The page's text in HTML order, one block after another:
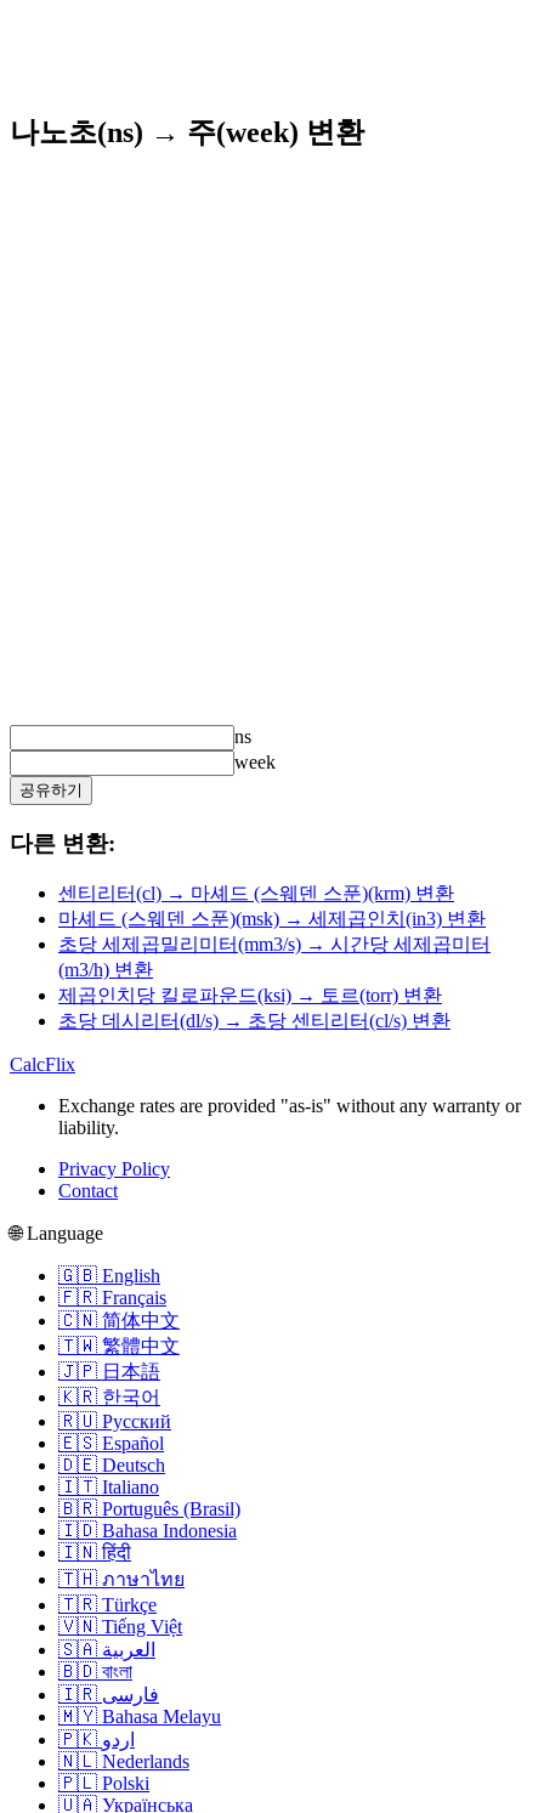
나노초(ns) → 주(week) 변환
ns
week
공유하기
다른 변환:
센티리터(cl) → 마셰드 (스웨덴 스푼)(krm) 변환
마셰드 (스웨덴 스푼)(msk) → 세제곱인치(in3) 변환
초당 세제곱밀리미터(mm3/s) → 시간당 세제곱미터
(m3/h) 변환
제곱인치당 킬로파운드(ksi) → 토르(torr) 변환
초당 데시리터(dl/s) → 초당 센티리터(cl/s) 변환
CalcFlix
Exchange rates are provided "as-is" without any warranty or
liability.
Privacy Policy
Contact
🌐 Language
🇬🇧 English
🇫🇷 Français
🇨🇳 简体中文
🇹🇼 繁體中文
🇯🇵 日本語
🇰🇷 한국어
🇷🇺 Русский
🇪🇸 Español
🇩🇪 Deutsch
🇮🇹 Italiano
🇧🇷 Português (Brasil)
🇮🇩 Bahasa Indonesia
🇮🇳 हिंदी
🇹🇭 ภาษาไทย
🇹🇷 Türkçe
🇻🇳 Tiếng Việt
🇸🇦 العربية
🇧🇩 বাংলা
🇮🇷 فارسی
🇲🇾 Bahasa Melayu
🇵🇰 اردو
🇳🇱 Nederlands
🇵🇱 Polski
🇺🇦 Українська